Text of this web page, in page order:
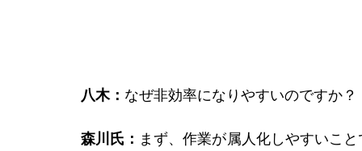
八木： なぜ非効率になりやすいのですか？
森川氏： まず、作業が属人化しやすいこ